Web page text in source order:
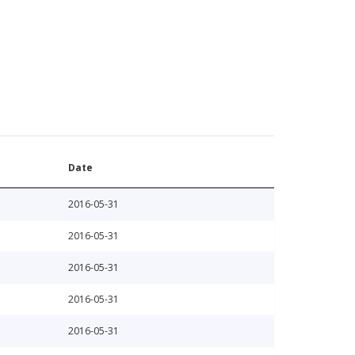
Date
2016-05-31
2016-05-31
2016-05-31
2016-05-31
2016-05-31